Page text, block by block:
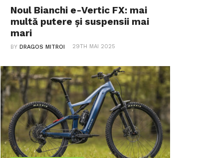
Noul Bianchi e-Vertic FX: mai
multă putere și suspensii mai
mari
BYDRAGOS MITROI 29TH MAI 2025